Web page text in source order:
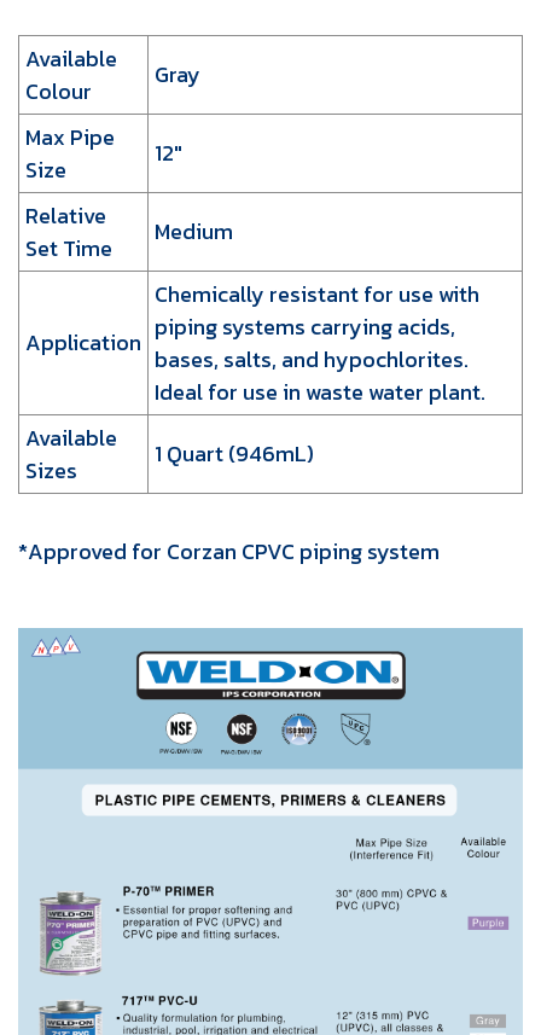
Available
Colour
Gray
Max Pipe
Size
12"
Relative
Set Time
Medium
Application
Chemically resistant for use with
piping systems carrying acids,
bases, salts, and hypochlorites.
Ideal for use in waste water plant.
Available
Sizes
1 Quart (946mL)
*Approved for Corzan CPVC piping system